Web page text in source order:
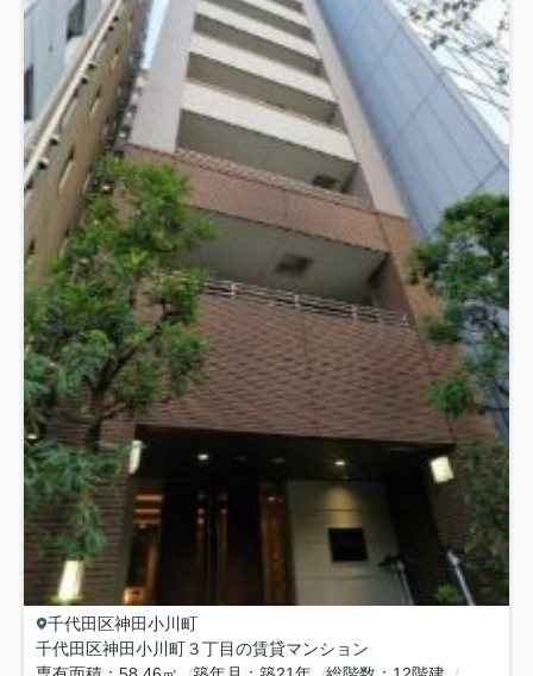
千代田区神田小川町
千代田区神田小川町３丁目の賃貸マンション